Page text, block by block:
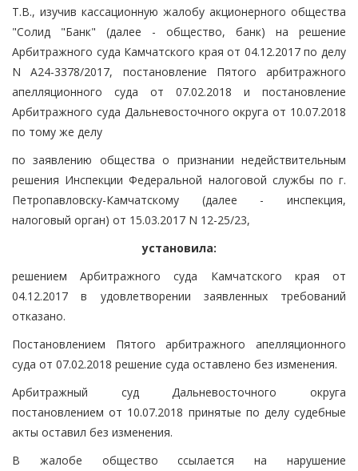
Т.В., изучив кассационную жалобу акционерного общества
"Солид "Банк" (далее - общество, банк) на решение
Арбитражного суда Камчатского края от 04.12.2017 по делу
N А24-3378/2017, постановление Пятого арбитражного
апелляционного суда от 07.02.2018 и постановление
Арбитражного суда Дальневосточного округа от 10.07.2018
по тому же делу
по заявлению общества о признании недействительным
решения Инспекции Федеральной налоговой службы по г.
Петропавловску-Камчатскому (далее - инспекция,
налоговый орган) от 15.03.2017 N 12-25/23,
установила:
решением Арбитражного суда Камчатского края от
04.12.2017 в удовлетворении заявленных требований
отказано.
Постановлением Пятого арбитражного апелляционного
суда от 07.02.2018 решение суда оставлено без изменения.
Арбитражный суд Дальневосточного округа
постановлением от 10.07.2018 принятые по делу судебные
акты оставил без изменения.
В жалобе общество ссылается на нарушение